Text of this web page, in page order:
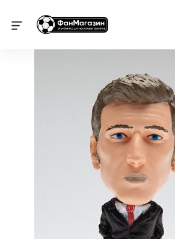
Спартак